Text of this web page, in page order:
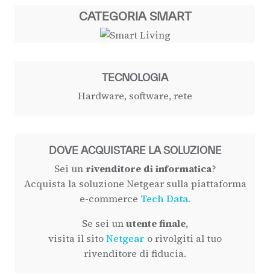
CATEGORIA SMART
TECNOLOGIA
Hardware, software, rete
DOVE ACQUISTARE LA SOLUZIONE
Sei un rivenditore di informatica?
Acquista la soluzione Netgear sulla piattaforma
e-commerce Tech Data.
Se sei unutente finale,
visita il sitoNetgear o rivolgiti al tuo
rivenditore di fiducia.